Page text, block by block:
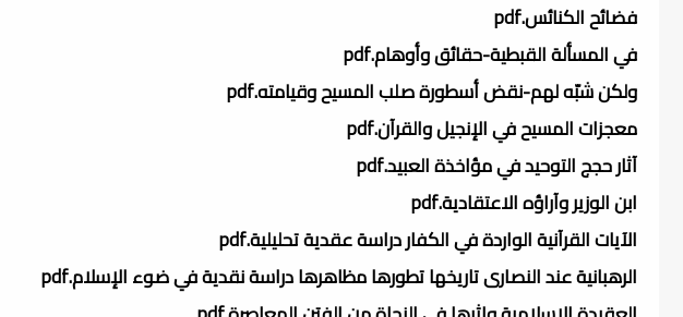
فضائح الكنائس.pdf
في المسألة القبطية-حقائق وأوهام.pdf
ولكن شبّه لهم-نقض أسطورة صلب المسيح وقيامته.pdf
معجزات المسيح في الإنجيل والقرآن.pdf
آثار حجج التوحيد في مؤاخذة العبيد.pdf
ابن الوزير وآراؤه الاعتقادية.pdf
الآيات القرآنية الواردة في الكفار دراسة عقدية تحليلية.pdf
الرهبانية عند النصارى تاريخها تطورها مظاهرها دراسة نقدية في ضوء الإسلام.pdf